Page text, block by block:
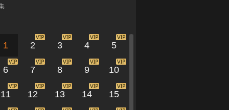
1 2 3 4 5
6 7 8 9 10
11 12 13 14 15